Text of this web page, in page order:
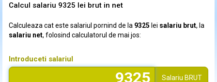
Calcul salariu 9325 lei brut in net
Calculeaza cat este salariul pornind de la 9325 lei salariu brut, la
salariu net, folosind calculatorul de mai jos:
Introduceti salariul
Salariu BRUT